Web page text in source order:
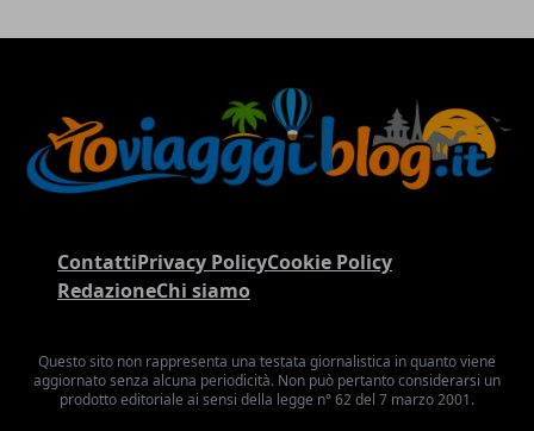
ContattiPrivacy PolicyCookie Policy
RedazioneChi siamo
Questo sito non rappresenta una testata giornalistica in quanto viene
aggiornato senza alcuna periodicità. Non può pertanto considerarsi un
prodotto editoriale ai sensi della legge n° 62 del 7 marzo 2001.